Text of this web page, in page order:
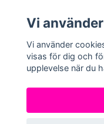
Sociala medier
Vi
Vi använder
visas för dig och
upplevelse när du